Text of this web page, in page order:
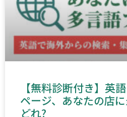
【無料診断付き】英
ページ、あなたの店
どれ?